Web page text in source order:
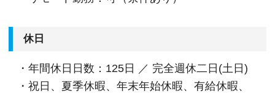
休日
・年間休日日数：125日 ／ 完全週休二日(土日)
・祝日、夏季休暇、年末年始休暇、有給休暇、